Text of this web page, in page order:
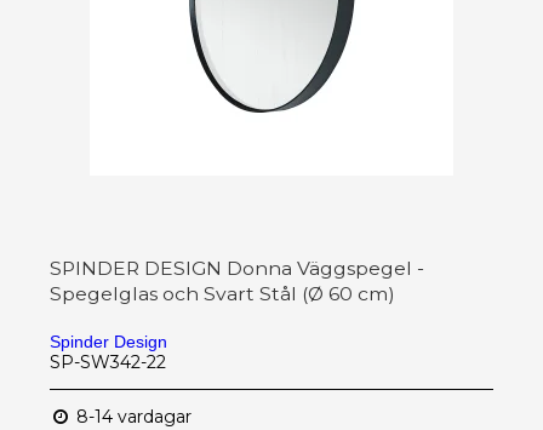
SPINDER DESIGN Donna Väggspegel -
Spegelglas och Svart Stål (Ø 60 cm)
Spinder Design
SP-SW342-22
8-14 vardagar